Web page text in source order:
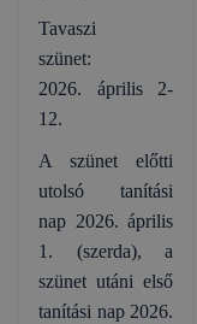
Tavaszi
szünet:
2026. április 2-
12.
A szünet előtti
utolsó tanítási
nap 2026. április
1. (szerda), a
szünet utáni első
tanítási nap 2026.